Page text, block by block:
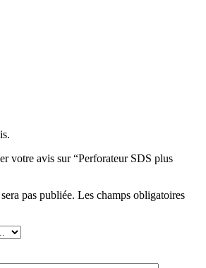
votre avis sur “Perforateur SDS plus
pas publiée. Les champs obligatoires